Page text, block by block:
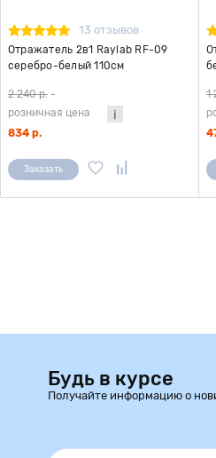
13 отзывов
Отражатель 2в1 Raylab RF-09
серебро-белый 110см
2 240 р. -
розничная цена
834 р.
Заказать
1
Будь в курсе
Получайте информацию о